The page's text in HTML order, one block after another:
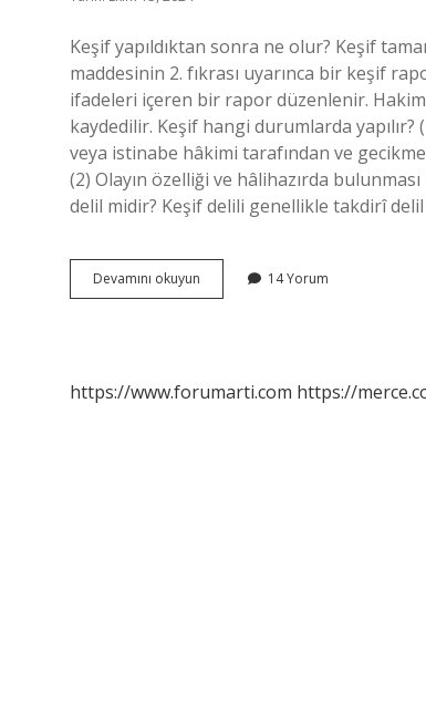
Keşif yapıldıktan sonra ne olur? Keşif
maddesinin 2. fıkrası uyarınca bir keşif
ifadeleri içeren bir rapor düzenlenir.
kaydedilir. Keşif hangi durumlarda
veya istinabe hâkimi tarafından ve
(2) Olayın özelliği ve hâlihazırda
delil midir? Keşif delili genellikle takdirî
Devamını okuyun
Etmek
14 Yorum
https://www.forumarti.com https://